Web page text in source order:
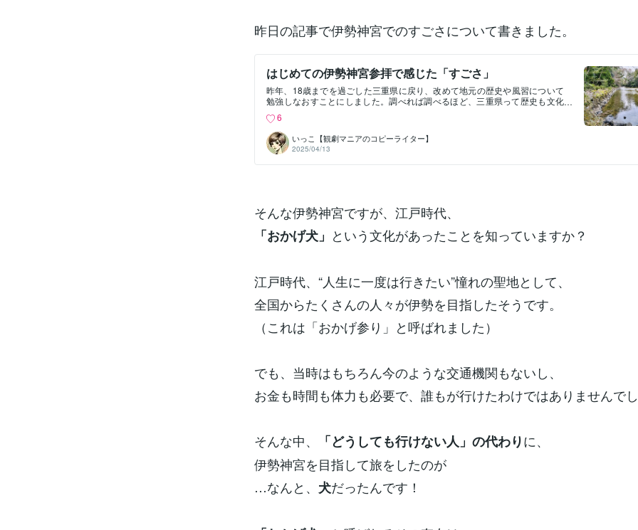
昨日の記事で伊勢神宮でのすごさについて書きました。
はじめての伊勢神宮参拝で感じた「すごさ」
昨年、18歳までを過ごした三重県に戻り、改めて地元の歴史や風習について
勉強しなおすことにしました。調べれば調べるほど、三重県って歴史も文化
に、伊勢神宮。実は私、大学入学まで三重にいたのに、伊勢神宮に行ったこ
とがなかったんです。これといって深い理由はないんですが、観光地って意
外と地元の人は行かないものですよね。それで先日、はじめて参拝してきま
した。そこで感じたこと。伊勢神宮、本当にすごいパワーを感じる場所でし
た。山に囲まれていて、まるで原始の森みたいな雰囲気。歩いているだけで
何もお願いできませんでした。ただ心の中で、「今日ここに来させてくださ
ってありがとうございます！」そんな風に感謝の気持ちを伝えました。後か
ら調べてみたら、伊勢神宮では“お願いごと”よりもまずは感謝を伝えるのが正
式な作法なんだそうです。図らずも、ちゃんと作法通りに参拝できていたこ
私自身、人生の転機を迎えて悩むこともありますが、この参拝をきっかけに
気持ちが前向きになったと感じています。そんな伊勢神宮をはじめ、三重県
の魅力をもっと多くの人に伝えたい！
6
いっこ【観劇マニアのコピーライター】
2025/04/13
そんな伊勢神宮ですが、江戸時代、
「おかげ犬」 という文化があったことを知っていますか？
江戸時代、“人生に一度は行きたい”憧れの聖地として、
全国からたくさんの人々が伊勢を目指したそうです。
（これは「おかげ参り」と呼ばれました）
でも、当時はもちろん今のような交通機関もないし、
お金も時間も体力も必要で、誰もが行けたわけではありませんで
そんな中、 「どうしても行けない人」の代わりに、
伊勢神宮を目指して旅をしたのが
…なんと、 犬だったんです！